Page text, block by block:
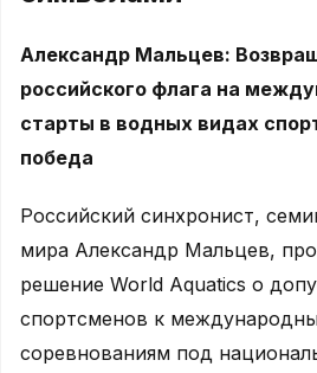
Александр Мальцев:
российского флага на
старты в водных видах
победа
Российский синхронист,
мира Александр Мальцев,
решение World Aquatics о
спортсменов к
соревнованиям под